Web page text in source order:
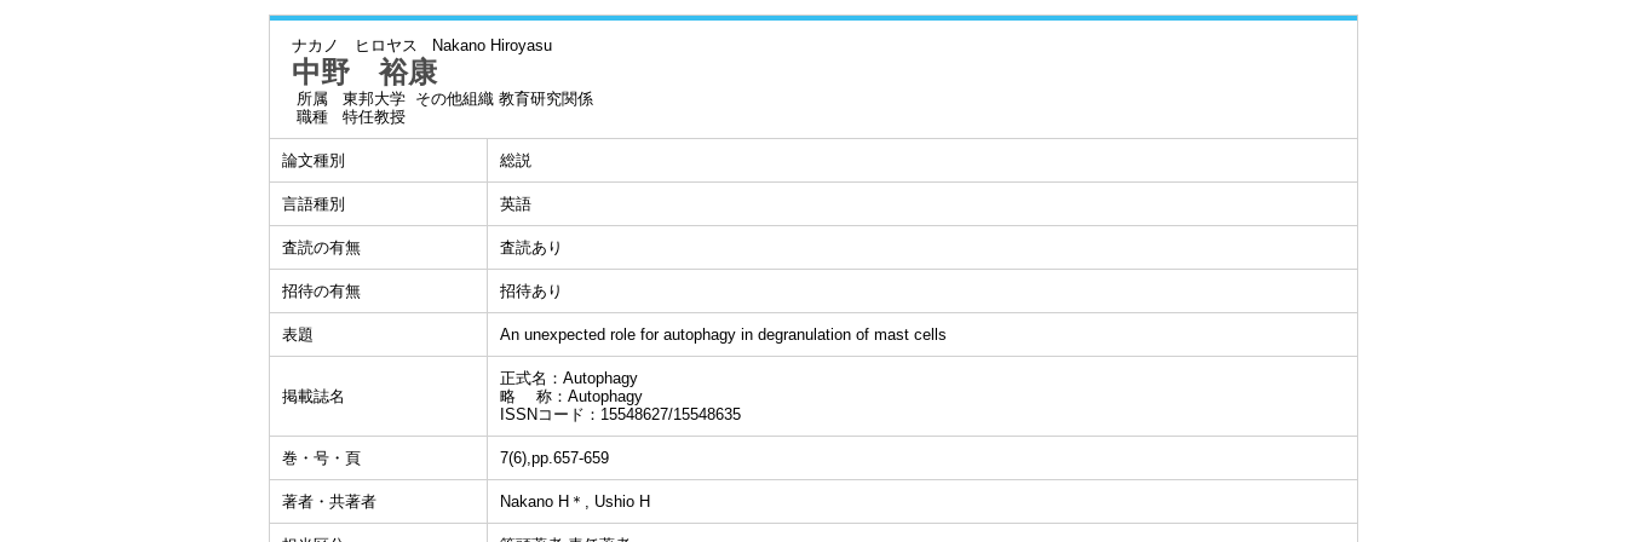
ナカノ ヒロヤス Nakano Hiroyasu
中野 裕康
所属
東邦大学 その他組織 教育研究関係
職種
特任教授
論文種別 総説
言語種別 英語
査読の有無 査読あり
招待の有無 招待あり
表題 An unexpected role for autophagy in degranulation of mast cells
掲載誌名
正式名：Autophagy
略 称：Autophagy
ISSNコード：15548627/15548635
巻・号・頁 7(6),pp.657-659
著者・共著者 Nakano H＊, Ushio H